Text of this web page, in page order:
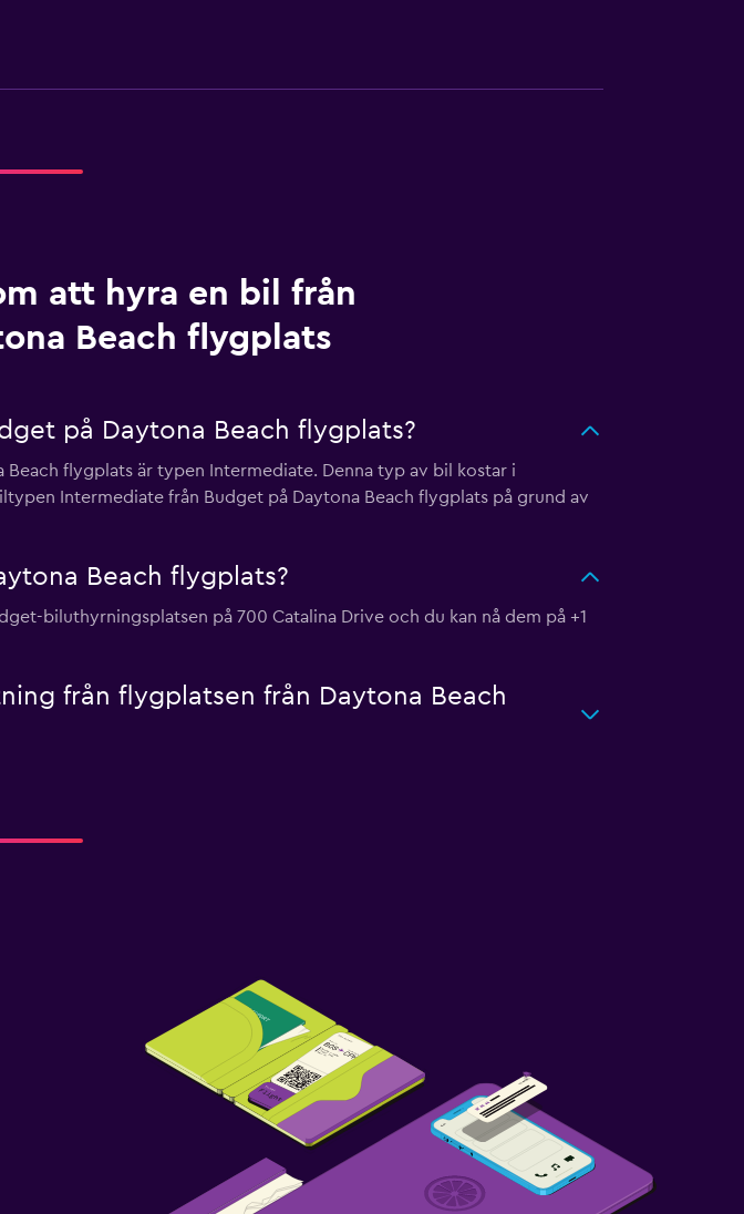
att hyra en bil från
Beach flygplats
på Daytona Beach flygplats?
flygplats är typen Intermediate. Denna typ av bil kostar i
Intermediate från Budget på Daytona Beach flygplats på grund av
Beach flygplats?
biluthyrningsplatsen på 700 Catalina Drive och du kan nå dem på +1
från flygplatsen från Daytona Beach